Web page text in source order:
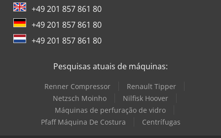
+49 201 857 861 80
+49 201 857 861 80
+49 201 857 861 80
Pesquisas atuais de máquinas:
Renner Compressor
Renault Tipper
Netzsch Moinho
Nilfisk Hoover
Máquinas de perfuração de vidro
Pfaff Máquina De Costura
Centrífugas